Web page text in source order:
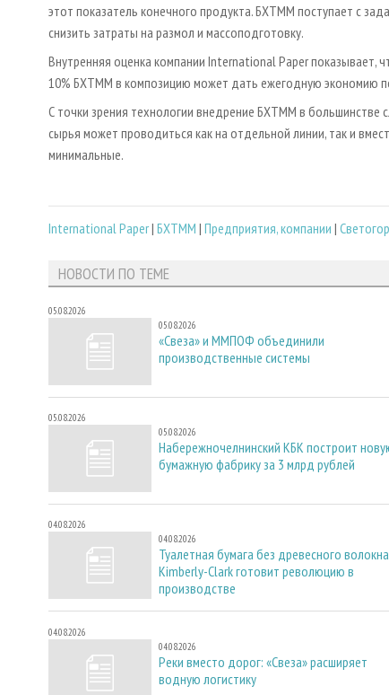
этот показатель конечного продукта. БХТММ поступает с
снизить затраты на размол и массоподготовку.
Внутренняя оценка компании International Paper показывает,
10% БХТММ в композицию может дать ежегодную экономию
С точки зрения технологии внедрение БХТММ в большинстве
сырья может проводиться как на отдельной линии, так и
минимальные.
International Paper| БХТММ | Предприятия, компании |
НОВОСТИ ПО ТЕМЕ
05.08.2026
05.08.2026
«Свеза» и ММПОФ объединили
производственные системы
05.08.2026
05.08.2026
Набережночелнинский КБК построит
бумажную фабрику за 3 млрд рублей
04.08.2026
04.08.2026
Туалетная бумага без древесного
Kimberly-Clark готовит революцию в
производстве
04.08.2026
04.08.2026
Реки вместо дорог: «Свеза» расширяет
водную логистику